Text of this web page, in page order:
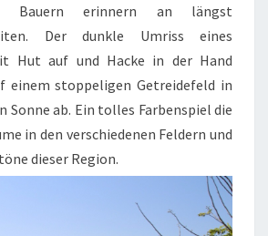
Bauern erinnern an längst
Der dunkle Umriss eines
Hut auf und Hacke in der Hand
einem stoppeligen Getreidefeld in
Sonne ab. Ein tolles Farbenspiel die
in den verschiedenen Feldern und
dieser Region.